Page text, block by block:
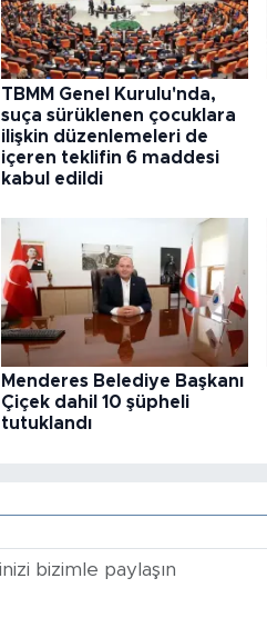
TBMM Genel Kurulu'nda,
suça sürüklenen çocuklara
ilişkin düzenlemeleri de
içeren teklifin 6 maddesi
kabul edildi
Menderes Belediye Başkanı
Çiçek dahil 10 şüpheli
tutuklandı